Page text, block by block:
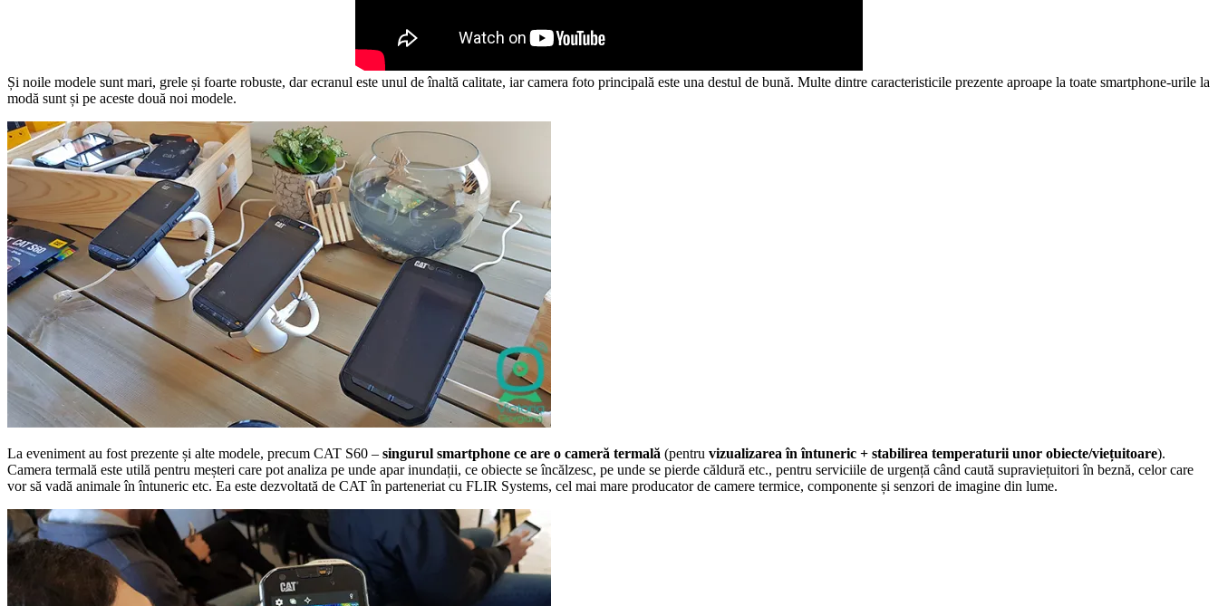
Și noile modele sunt mari, grele și foarte robuste, dar ecranul este unul de înaltă calitate, iar camera foto principală este una destul de bună. Multe dintre caracteristicile prezente aproape la toate smartphone-urile la
modă sunt și pe aceste două noi modele.
La eveniment au fost prezente și alte modele, precum CAT S60 – singurul smartphone ce are o cameră termală (pentru vizualizarea în întuneric + stabilirea temperaturii unor obiecte/viețuitoare).
Camera termală este utilă pentru meșteri care pot analiza pe unde apar inundații, ce obiecte se încălzesc, pe unde se pierde căldură etc., pentru serviciile de urgență când caută supraviețuitori în beznă, celor care
vor să vadă animale în întuneric etc. Ea este dezvoltată de CAT în parteneriat cu FLIR Systems, cel mai mare producator de camere termice, componente și senzori de imagine din lume.